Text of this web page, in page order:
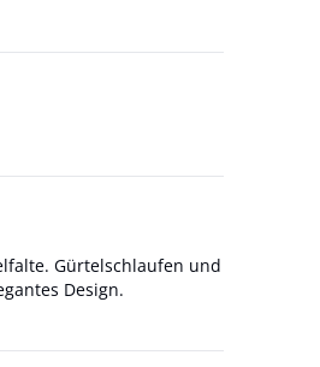
Gürtelschlaufen und
Design.